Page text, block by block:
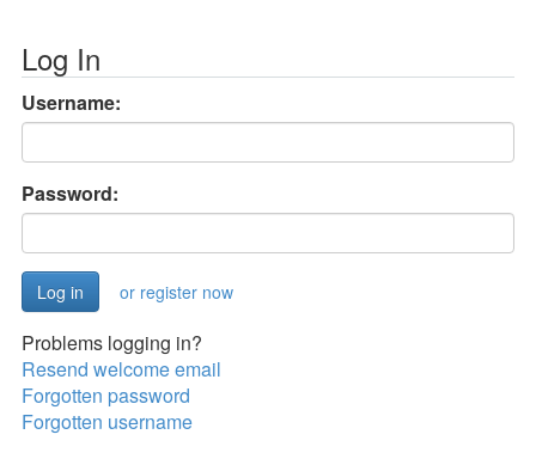
Log In
Username:
Password:
or register now
Problems logging in?
Resend welcome email
Forgotten password
Forgotten username